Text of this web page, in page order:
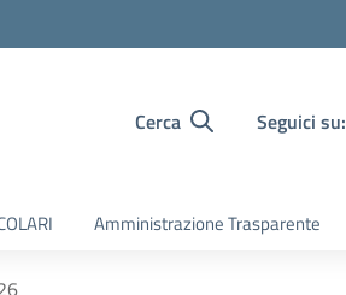
Cerca Seguici su:
Amministrazione Trasparente